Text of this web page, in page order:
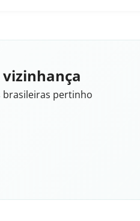
brasileiras pertinho